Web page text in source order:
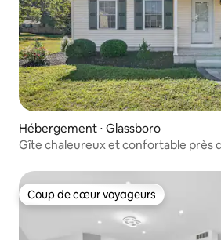
Hébergement ⋅ Glassboro
Gîte chaleureux et confortable près
Coup de cœur voyageurs
Coup de cœur voyageurs